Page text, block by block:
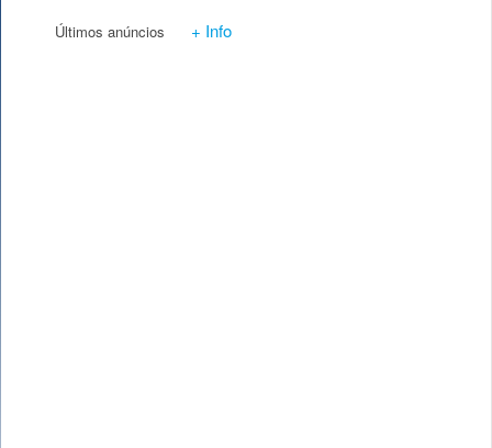
Últimos anúncios + Info